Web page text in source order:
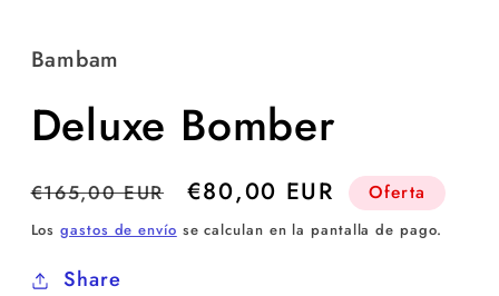
Bambam
Deluxe Bomber
Precio
habitual
€165,00 EUR
Precio
de
€80,00 EUR Oferta
Losgastos de envío se calculan en la pantalla de pago.
Share